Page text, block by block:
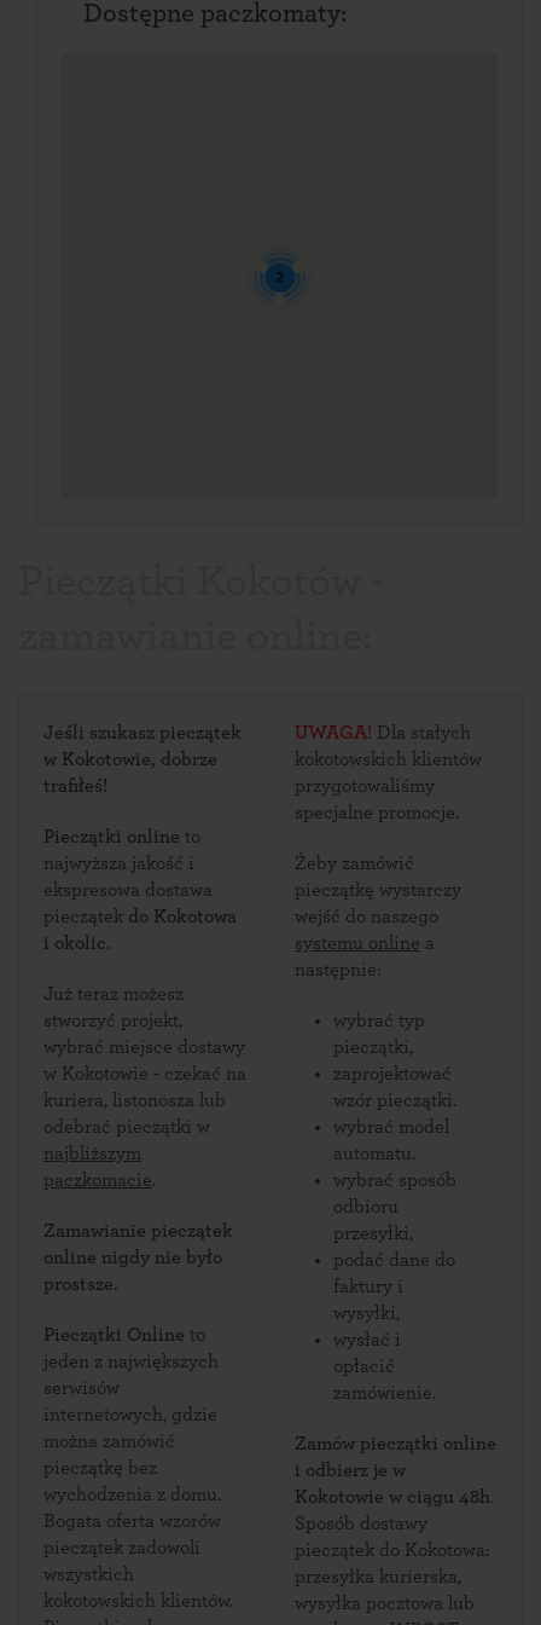
Dostępne paczkomaty:
2
Jeśli szukasz pieczątek
w Kokotowie, dobrze
trafiłeś!
Pieczątki online to
najwyższa jakość i
ekspresowa dostawa
pieczątek do Kokotowa
i okolic.
Już teraz możesz
stworzyć projekt,
wybrać miejsce dostawy
w Kokotowie - czekać na
kuriera, listonosza lub
odebrać pieczątki w
najbliższym
paczkomacie.
Zamawianie pieczątek
online nigdy nie było
prostsze.
Pieczątki Online to
jeden z największych
serwisów
internetowych, gdzie
można zamówić
pieczątkę bez
wychodzenia z domu.
Bogata oferta wzorów
pieczątek zadowoli
wszystkich
kokotowskich klientów.
UWAGA! Dla stałych
kokotowskich klientów
przygotowaliśmy
specjalne promocje.
Żeby zamówić
pieczątkę wystarczy
wejść do naszego
systemu online a
następnie:
wybrać typ
pieczątki,
zaprojektować
wzór pieczątki.
wybrać model
automatu.
wybrać sposób
odbioru
przesyłki,
podać dane do
faktury i
wysyłki,
wysłać i
opłacić
zamówienie.
Zamów pieczątki online
i odbierz je w
Kokotowie w ciągu 48h.
Sposób dostawy
pieczątek do Kokotowa:
przesyłka kurierska,
wysyłka pocztowa lub